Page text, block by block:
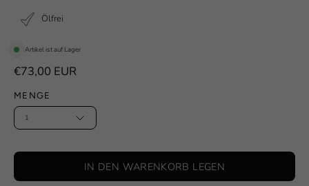
Ölfrei
Artikel ist auf Lager
€73,00 EUR
MENGE
1
IN DEN WARENKORB LEGEN